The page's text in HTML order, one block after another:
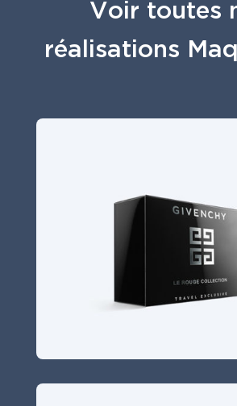
Voir toutes
réalisations